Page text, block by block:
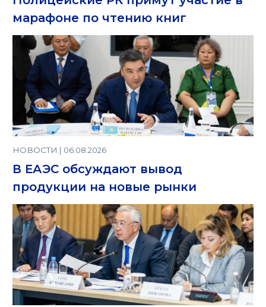
марафоне по чтению книг
НОВОСТИ | 06.08.2026
В ЕАЭС обсуждают вывод
продукции на новые рынки